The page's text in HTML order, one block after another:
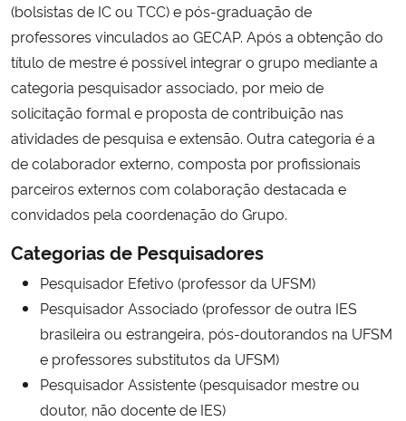
(bolsistas de IC ou TCC) e pós-graduação de
professores vinculados ao GECAP. Após a obtenção do
título de mestre é possível integrar o grupo mediante a
categoria pesquisador associado, por meio de
solicitação formal e proposta de contribuição nas
atividades de pesquisa e extensão. Outra categoria é a
de colaborador externo, composta por profissionais
parceiros externos com colaboração destacada e
convidados pela coordenação do Grupo.
Categorias de Pesquisadores
Pesquisador Efetivo (professor da UFSM)
Pesquisador Associado (professor de outra IES
brasileira ou estrangeira, pós-doutorandos na UFSM
e professores substitutos da UFSM)
Pesquisador Assistente (pesquisador mestre ou
doutor, não docente de IES)